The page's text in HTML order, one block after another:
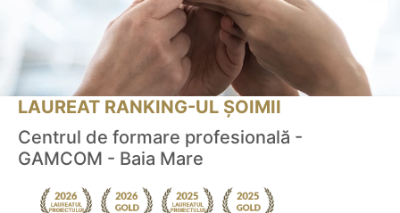
LAUREAT RANKING-UL ȘOIMII
Centrul de formare profesională -
GAMCOM - Baia Mare